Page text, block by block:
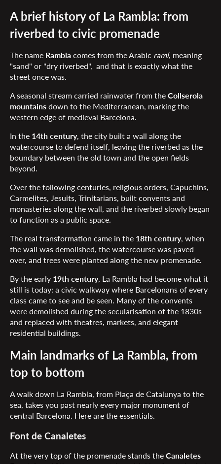
A brief history of La Rambla: from
riverbed to civic promenade
The name Ramblacomes from the Arabic raml, meaning
"sand" or "dry riverbed", and that is exactly what the
street once was.
A seasonal stream carried rainwater from theCollserola
mountainsdown to the Mediterranean, marking the
western edge of medieval Barcelona.
In the 14th century, the city built a wall along the
watercourse to defend itself, leaving the riverbed as the
boundary between the old town and the open fields
beyond.
Over the following centuries, religious orders, Capuchins,
Carmelites, Jesuits, Trinitarians, built convents and
monasteries along the wall, and the riverbed slowly began
to function as a public space.
The real transformation came in the 18th century, when
the wall was demolished, the watercourse was paved
over, and trees were planted along the new promenade.
By the early 19th century, La Rambla had become what it
still is today: a civic walkway where Barcelonans of every
class came to see and be seen. Many of the convents
were demolished during the secularisation of the 1830s
and replaced with theatres, markets, and elegant
residential buildings.
Main landmarks of La Rambla, from
top to bottom
A walk down La Rambla, from Plaça de Catalunya to the
sea, takes you past nearly every major monument of
central Barcelona. Here are the essentials.
Font de Canaletes
At the very top of the promenade stands theCanaletes